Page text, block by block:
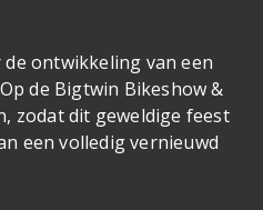
ontwikkeling van een
de Bigtwin Bikeshow &
zodat dit geweldige feest
een volledig vernieuwd